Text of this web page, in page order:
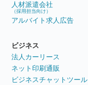
人材派遣会社
（採用担当向け）
アルバイト求人広告
ビジネス
法人カーリース
ネット印刷通販
ビジネスチャットツール